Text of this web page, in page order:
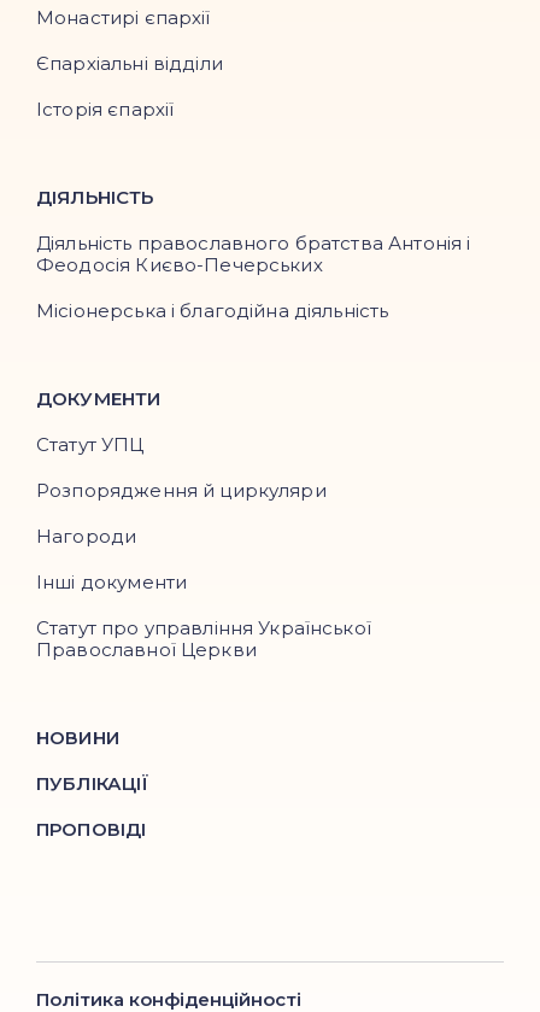
Монастирі єпархії
Єпархіальні відділи
Історія єпархії
ДІЯЛЬНІСТЬ
Діяльність православного братства Антонія і
Феодосія Києво-Печерських
Місіонерська і благодійна діяльність
ДОКУМЕНТИ
Статут УПЦ
Розпорядження й циркуляри
Нагороди
Інші документи
Статут про управління Української
Православної Церкви
НОВИНИ
ПУБЛІКАЦІЇ
ПРОПОВІДІ
Політика конфіденційності